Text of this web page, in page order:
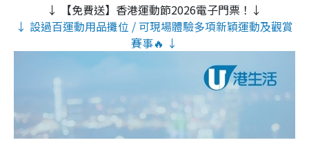
↓ 【免費送】香港運動節2026電子門票！↓
↓ 設過百運動用品攤位 / 可現場體驗多項新穎運動及觀賞
賽事🔥 ↓